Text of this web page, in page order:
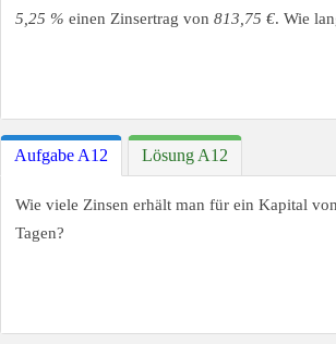
5,25 % einen Zinsertrag von 813,75 €. Wie
Aufgabe A12 Lösung A12
Wie viele Zinsen erhält man für ein Kapital von
Tagen?